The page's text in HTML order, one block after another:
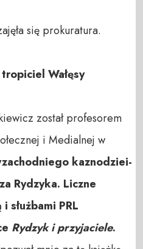
się prokuratura.
Wałęsy
został profesorem
i Medialnej w
kaznodziei-
Rydzyka. Liczne
służbami PRL
Rydzyk i przyjaciele.